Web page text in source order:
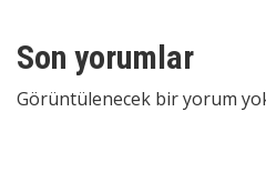
Son yorumlar
Görüntülenecek bir yorum